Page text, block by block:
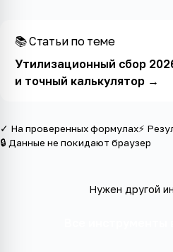
📚 Статьи по теме
Утилизационный сбор
и точный калькулятор→
✓ На проверенных формулах⚡
🔒 Данные не покидают браузер
Нужен другой